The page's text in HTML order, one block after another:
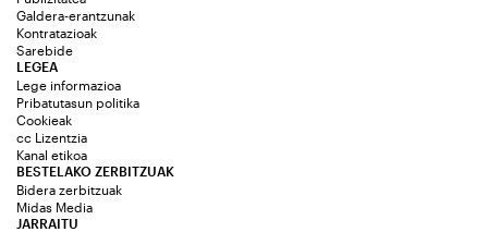
Galdera-erantzunak
Kontratazioak
Sarebide
JARRAITU
LEGEA
Lege informazioa
Pribatutasun politika
Cookieak
cc Lizentzia
Kanal etikoa
BESTELAKO ZERBITZUAK
Bidera zerbitzuak
Midas Media